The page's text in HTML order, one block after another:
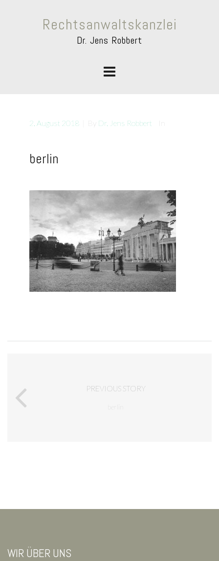
Rechtsanwaltskanzlei
Dr. Jens Robbert
2. August 2018 Dr. Jens Robbert In
berlin
PREVIOUS STORY
berlin
WIR ÜBER UNS